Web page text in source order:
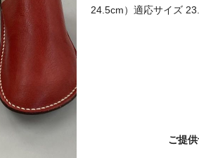
24.5cm）適応サイズ
ご提